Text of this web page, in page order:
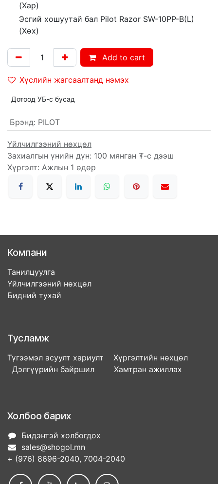
(Хар)
Эсгий хошуутай бал Pilot Razor SW-10PP-B(L)
(Хөх)
Add to cart
Хүслийн жагсаалтанд нэмэх
Дотоод УБ-с бусад
Брэнд: PILOT
Үйлчилгээний нөхцөл
Захиалгын үнийн дүн: 100 мянган ₮-с дээш
Хүргэлт: Ажлын 1 өдөр
Компани
Танилцуулга
Үйлчилгээний нөхцөл
Бидний тухай
Тусламж
Түгээмэл асуулт хариулт Хүргэлтийн нөхцөл
Дэлгүүрийн байршил Хамтран ажиллах
Холбоо барих
Бидэнтэй холбогдох
sales@shogol.mn
+ (976) 8696-2040, 7004-2040